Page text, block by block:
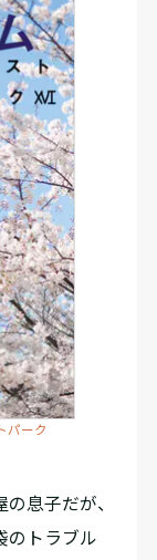
パーク
息子だが、
のトラブル